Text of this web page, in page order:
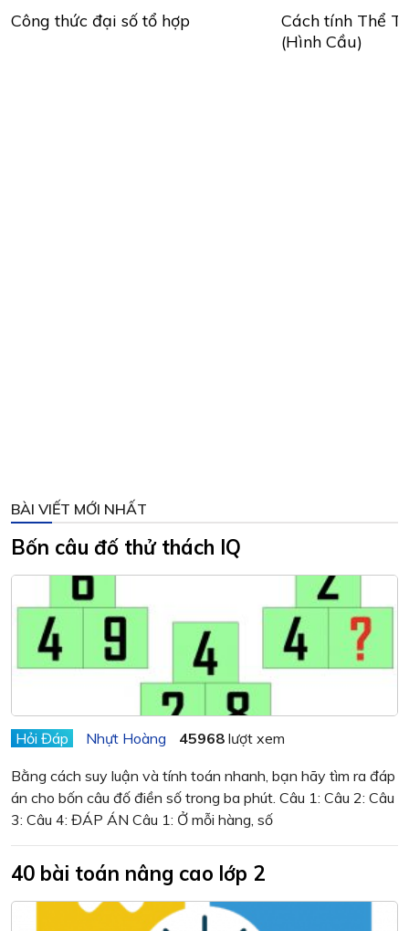
Công thức đại số tổ hợp
Cách tính Thể
(Hình Cầu)
BÀI VIẾT MỚI NHẤT
Bốn câu đố thử thách IQ
Hỏi Đáp Nhựt Hoàng 45968 lượt xem
Bằng cách suy luận và tính toán nhanh, bạn hãy tìm ra đáp
án cho bốn câu đố điền số trong ba phút. Câu 1: Câu 2: Câu
3: Câu 4: ĐÁP ÁN Câu 1: Ở mỗi hàng, số
40 bài toán nâng cao lớp 2